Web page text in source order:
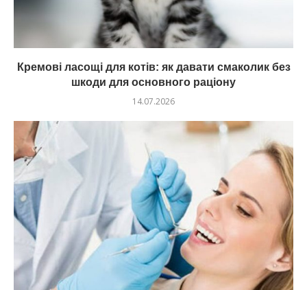
Кремові ласощі для котів: як давати смаколик без
шкоди для основного раціону
14.07.2026